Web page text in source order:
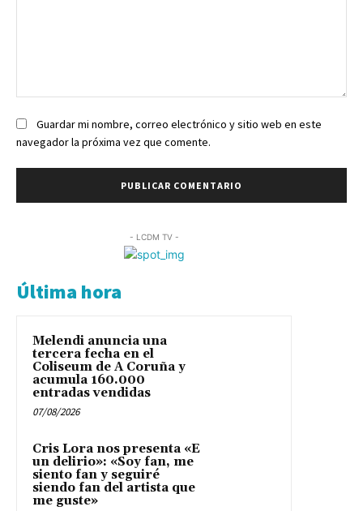
Guardar mi nombre, correo electrónico y sitio web en este
navegador la próxima vez que comente.
- LCDM TV -
Última hora
Melendi anuncia una
tercera fecha en el
Coliseum de A Coruña y
acumula 160.000
entradas vendidas
07/08/2026
Cris Lora nos presenta «E
un delirio»: «Soy fan, me
siento fan y seguiré
siendo fan del artista que
me guste»